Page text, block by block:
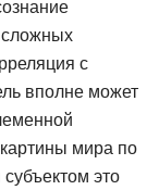
сложных
с
вполне может
мира по
это